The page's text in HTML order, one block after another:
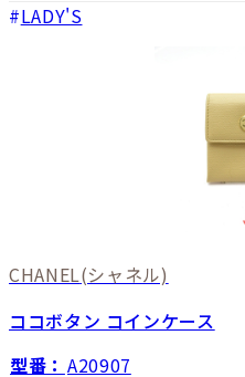
LADY'S
CHANEL(シャネル)
ココボタン コインケース
型番： A20907